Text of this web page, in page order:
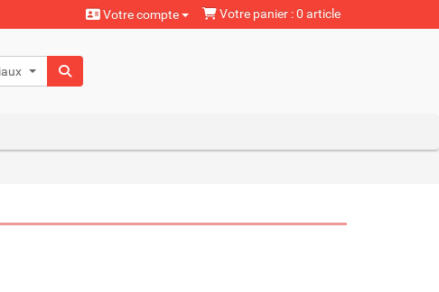
Votre compte Votre panier : 0 article
naturels